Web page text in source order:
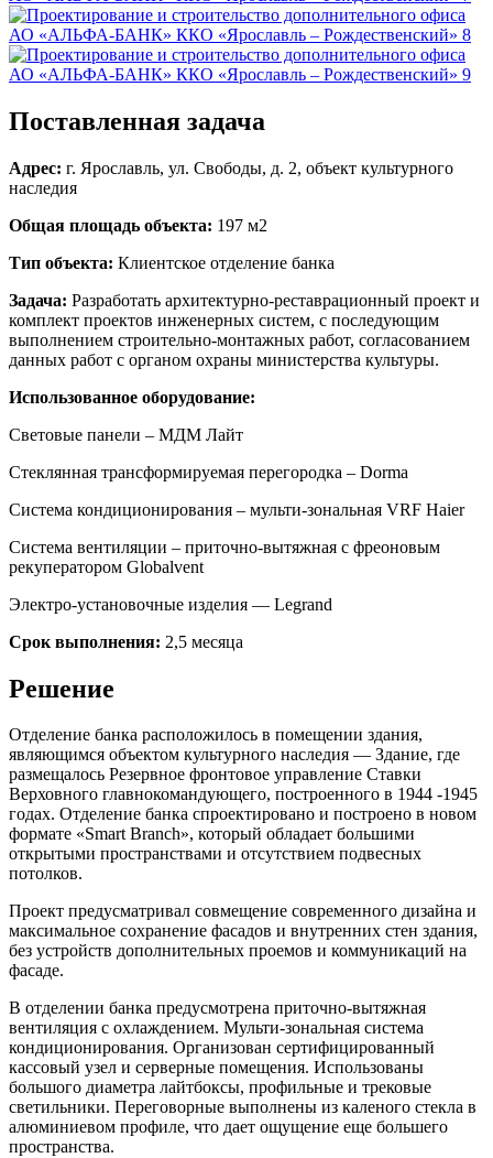
Поставленная задача
Адрес: г. Ярославль, ул. Свободы, д. 2, объект культурного
наследия
Общая площадь объекта: 197 м2
Тип объекта: Клиентское отделение банка
Задача: Разработать архитектурно-реставрационный проект и
комплект проектов инженерных систем, с последующим
выполнением строительно-монтажных работ, согласованием
данных работ с органом охраны министерства культуры.
Использованное оборудование:
Световые панели – МДМ Лайт
Стеклянная трансформируемая перегородка – Dorma
Система кондиционирования – мульти-зональная VRF Haier
Система вентиляции – приточно-вытяжная с фреоновым
рекуператором Globalvent
Электро-установочные изделия — Legrand
Срок выполнения: 2,5 месяца
Решение
Отделение банка расположилось в помещении здания,
являющимся объектом культурного наследия — Здание, где
размещалось Резервное фронтовое управление Ставки
Верховного главнокомандующего, построенного в 1944 -1945
годах. Отделение банка спроектировано и построено в новом
формате «Smart Branch», который обладает большими
открытыми пространствами и отсутствием подвесных
потолков.
Проект предусматривал совмещение современного дизайна и
максимальное сохранение фасадов и внутренних стен здания,
без устройств дополнительных проемов и коммуникаций на
фасаде.
В отделении банка предусмотрена приточно-вытяжная
вентиляция с охлаждением. Мульти-зональная система
кондиционирования. Организован сертифицированный
кассовый узел и серверные помещения. Использованы
большого диаметра лайтбоксы, профильные и трековые
светильники. Переговорные выполнены из каленого стекла в
алюминиевом профиле, что дает ощущение еще большего
пространства.